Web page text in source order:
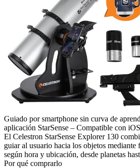
Guiado por smartphone sin curva de
aplicación StarSense – Compatible con
El Celestron StarSense Explorer 130
guiar al usuario hacia los objetos
según hora y ubicación, desde planetas
Por qué comprarlo